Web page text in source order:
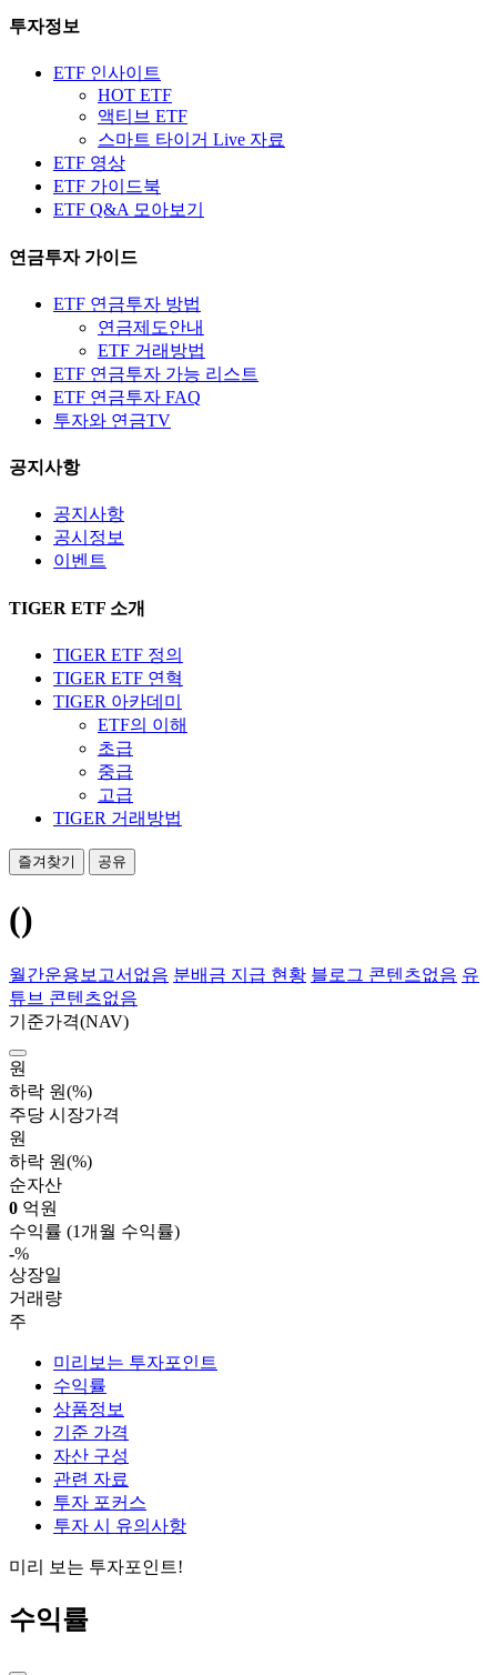
투자정보
ETF 인사이트
HOT ETF
액티브 ETF
스마트 타이거 Live 자료
ETF 영상
ETF 가이드북
ETF Q&A 모아보기
연금투자 가이드
ETF 연금투자 방법
연금제도안내
ETF 거래방법
ETF 연금투자 가능 리스트
ETF 연금투자 FAQ
투자와 연금TV
공지사항
공지사항
공시정보
이벤트
TIGER ETF 소개
TIGER ETF 정의
TIGER ETF 연혁
TIGER 아카데미
ETF의 이해
초급
중급
고급
TIGER 거래방법
즐겨찾기 공유
()
월간운용보고서 없음 분배금 지급 현황 블로그 콘텐츠없음 유
튜브 콘텐츠없음
기준가격(NAV)
원
하락 원(%)
주당 시장가격
원
하락 원(%)
순자산
0 억원
수익률 (1개월 수익률)
-%
상장일
거래량
주
미리보는 투자포인트
수익률
상품정보
기준 가격
자산 구성
관련 자료
투자 포커스
투자 시 유의사항
미리 보는 투자포인트!
수익률